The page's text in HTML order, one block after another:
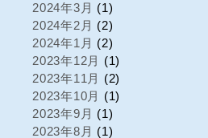
2024年3月 (1)
2024年2月 (2)
2024年1月 (2)
2023年12月
(1)
2023年11月
(2)
2023年10月
(1)
2023年9月 (1)
2023年8月 (1)